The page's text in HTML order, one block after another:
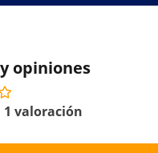
opiniones
1 valoración